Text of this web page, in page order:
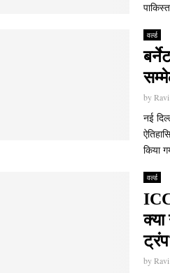
वर्ल्ड
by
नई
किया
वर्ल्ड
by